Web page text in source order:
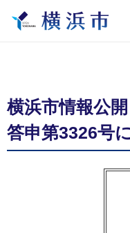
横浜市情報公
答申第3326号